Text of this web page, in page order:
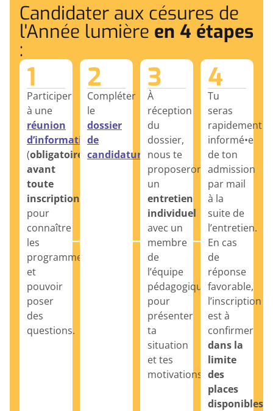
Candidater aux césures de
l'Année lumière en 4 étapes
:
1
Participer
à une
réunion
d’information
(obligatoire
avant
toute
inscription
pour
connaître
les
programmes
et
pouvoir
poser
des
questions.
2
Compléter
le
dossier
de
candidature
3
À
réception
du
dossier,
nous te
proposerons
un
entretien
individuel
avec un
membre
de
l’équipe
pédagogique
pour
présenter
ta
situation
et tes
motivations.
4
Tu
seras
rapidement
informé•e
de ton
admission
par mail
à la
suite de
l’entretien.
En cas
de
réponse
favorable,
l’inscription
est à
confirmer
dans la
limite
des
places
disponibles